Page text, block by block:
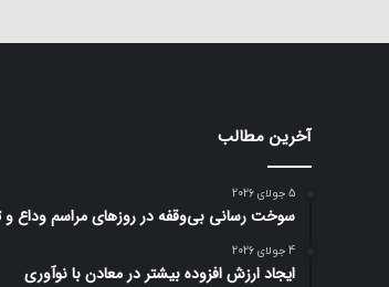
آخرین مطالب
5 جولای 2026
سوخت رسانی بی‌وقفه در روز‌های مراسم وداع و
4 جولای 2026
ایجاد ارزش افزوده بیشتر در معادن با نوآوری